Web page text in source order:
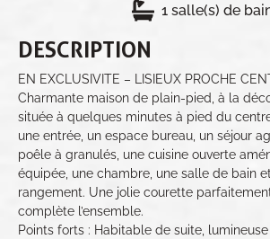
1 salle(s) de
DESCRIPTION
EN EXCLUSIVITE – LISIEUX PROCHE
Charmante maison de plain-pied, à la
située à quelques minutes à pied du
une entrée, un espace bureau, un séjour
poêle à granulés, une cuisine ouverte
équipée, une chambre, une salle de bain
rangement. Une jolie courette
complète l’ensemble.
Points forts : Habitable de suite,